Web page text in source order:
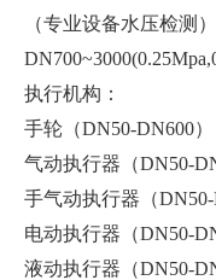
（专业设备水压检测）
执行机构：
手轮（DN50-DN600）
气动执行器（DN50-
手气动执行器（DN50-
电动执行器（DN50-
液动执行器（DN50-